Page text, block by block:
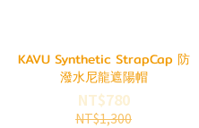
KAVU Synthetic StrapCap 防
潑水尼龍遮陽帽
NT$780
NT$1,300